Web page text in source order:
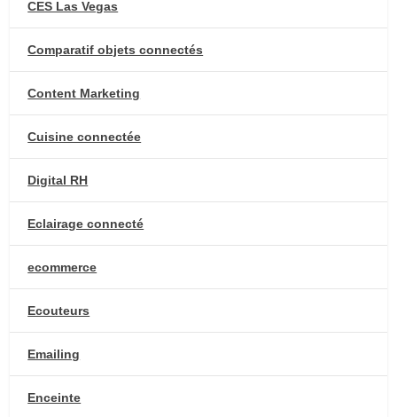
CES Las Vegas
Comparatif objets connectés
Content Marketing
Cuisine connectée
Digital RH
Eclairage connecté
ecommerce
Ecouteurs
Emailing
Enceinte